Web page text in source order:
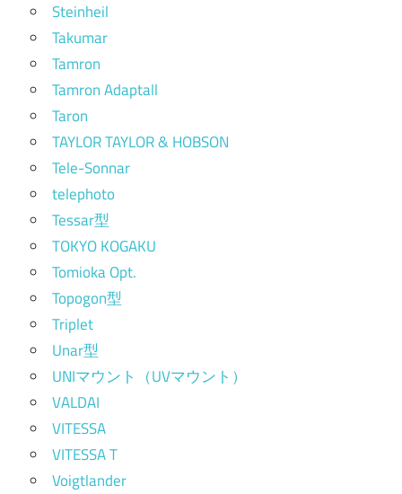
Steinheil
Takumar
Tamron
Tamron Adaptall
Taron
TAYLOR TAYLOR & HOBSON
Tele-Sonnar
telephoto
Tessar型
TOKYO KOGAKU
Tomioka Opt.
Topogon型
Triplet
Unar型
UNIマウント（UVマウント）
VALDAI
VITESSA
VITESSA T
Voigtlander